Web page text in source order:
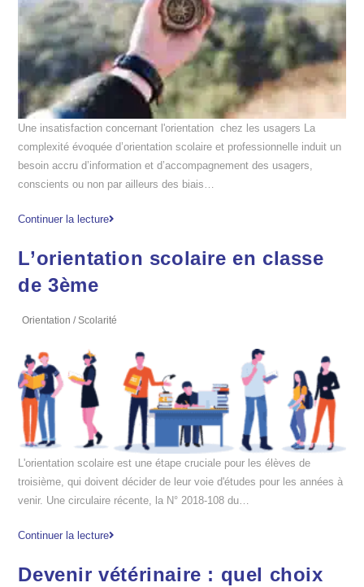
Une insatisfaction concernant l'orientation chez les usagers La
complexité évoquée d’orientation scolaire et professionnelle induit un
besoin accru d’information et d’accompagnement des usagers,
conscients ou non par ailleurs des biais…
Continuer la lecture
L’orientation scolaire en classe
de 3ème
Orientation / Scolarité
L'orientation scolaire est une étape cruciale pour les élèves de
troisième, qui doivent décider de leur voie d'études pour les années à
venir. Une circulaire récente, la N° 2018-108 du…
Continuer la lecture
Devenir vétérinaire : quel choix